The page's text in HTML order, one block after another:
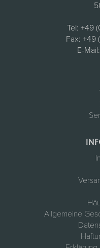
Tel: +49
Fax: +49
E-Mail:
Allgemeine